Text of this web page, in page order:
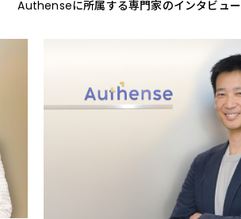
Authenseに所属する専門家のインタビュー